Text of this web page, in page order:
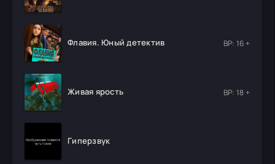
Флавия. Юный детектив ВР: 16 +
Живая ярость ВР: 18 +
Гиперзвук